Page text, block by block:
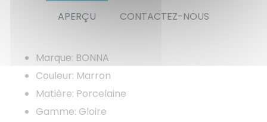
APERÇU CONTACTEZ-NOUS
Marque: BONNA
Couleur: Marron
Matière: Porcelaine
Gamme: Gloire